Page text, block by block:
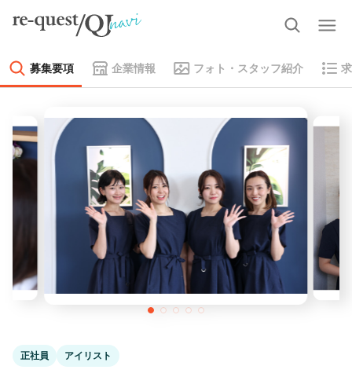
募集要項 企業情報 フォト・スタッフ紹介
正社員 アイリスト